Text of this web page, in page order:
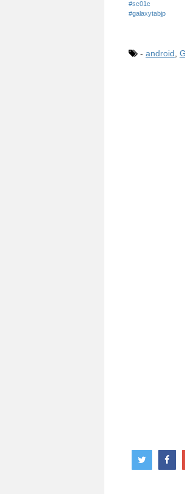
#sc01c
#galaxytabjp
- android